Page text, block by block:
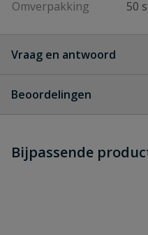
Omverpakking 50
Vraag en antwoord
dit product?
Beoordelingen
Schrijf zelf een
Bijpassende